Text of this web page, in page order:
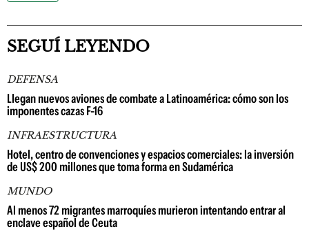
SEGUÍ LEYENDO
DEFENSA
Llegan nuevos aviones de combate a Latinoamérica: cómo son los
imponentes cazas F-16
INFRAESTRUCTURA
Hotel, centro de convenciones y espacios comerciales: la inversión
de US$ 200 millones que toma forma en Sudamérica
MUNDO
Al menos 72 migrantes marroquíes murieron intentando entrar al
enclave español de Ceuta